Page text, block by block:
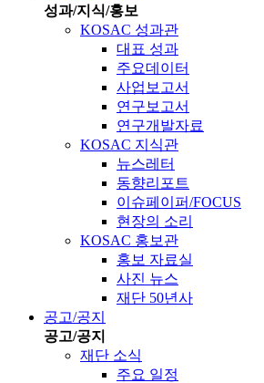
성과/지식/홍보
KOSAC 성과관
대표 성과
주요데이터
사업보고서
연구보고서
연구개발자료
KOSAC 지식관
뉴스레터
동향리포트
이슈페이퍼/FOCUS
현장의 소리
KOSAC 홍보관
홍보 자료실
사진 뉴스
재단 50년사
공고/공지
공고/공지
재단 소식
주요 일정